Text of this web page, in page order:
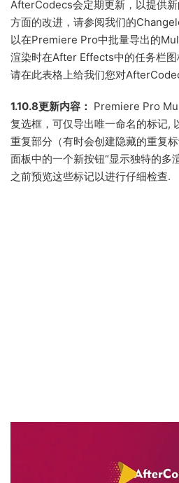
AfterCodecs会定期更新，以提供
方面的改进，请参阅我们的
以在Premiere Pro中批量导出的
渲染时在After Effects中的任务栏图
请在此表格上给我们您对
1.10.8更新内容： Premiere Pro
复选框，可仅导出唯一命名的标记,
重复部分（有时会创建隐藏的重复
面板中的一个新按钮“显示独特的多
之前预览这些标记以进行仔细检查.